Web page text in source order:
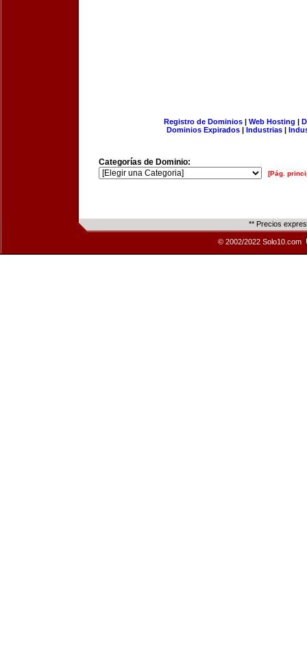
Registro de Dominios| Web Hosting |
Dominios Expirados | Industrias |
Categorías de Dominio:
[Pág.
** Precios
© 2002/2022 Solo10.com